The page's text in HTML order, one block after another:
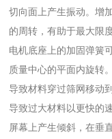
切向面上产生振动。增
的周转，有助于最大限
电机底座上的加固弹簧
质量中心的平面内旋转
导致材料穿过筛网移动
导致过大材料以更快的
屏幕上产生倾斜，在垂